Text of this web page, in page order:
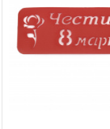
kliknutím
na "Prijať
všetky!"
Alebo
môžete